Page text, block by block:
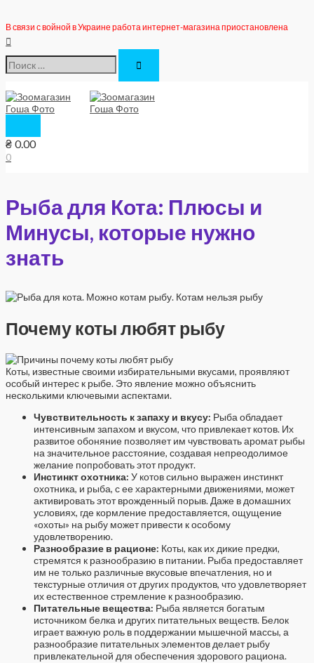
кВ связи с войной в Украине работа интернет-магазина приостановлена
Поиск:
меню
₴ 0.00
0
Рыба для Кота: Плюсы и
Минусы, которые нужно
знать
Почему коты любят рыбу
Коты, известные своими избирательными вкусами, проявляют
особый интерес к рыбе. Это явление можно объяснить
несколькими ключевыми аспектами.
Чувствительность к запаху и вкусу: Рыба обладает
интенсивным запахом и вкусом, что привлекает котов. Их
развитое обоняние позволяет им чувствовать аромат рыбы
на значительное расстояние, создавая непреодолимое
желание попробовать этот продукт.
Инстинкт охотника: У котов сильно выражен инстинкт
охотника, и рыба, с ее характерными движениями, может
активировать этот врожденный порыв. Даже в домашних
условиях, где кормление предоставляется, ощущение
«охоты» на рыбу может привести к особому
удовлетворению.
Разнообразие в рационе: Коты, как их дикие предки,
стремятся к разнообразию в питании. Рыба предоставляет
им не только различные вкусовые впечатления, но и
текстурные отличия от других продуктов, что удовлетворяет
их естественное стремление к разнообразию.
Питательные вещества: Рыба является богатым
источником белка и других питательных веществ. Белок
играет важную роль в поддержании мышечной массы, а
разнообразие питательных элементов делает рыбу
привлекательной для обеспечения здорового рациона.